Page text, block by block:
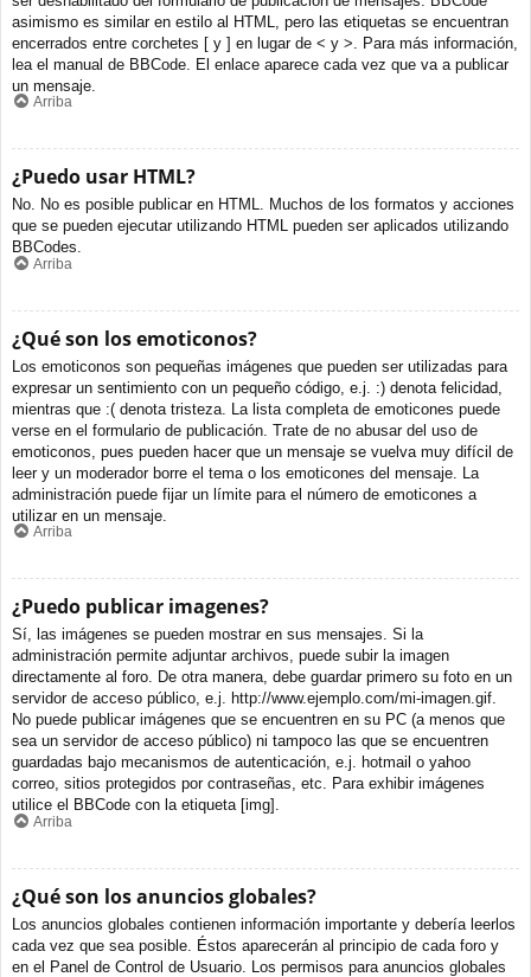
asimismo es similar en estilo al HTML, pero las etiquetas se encuentran
encerrados entre corchetes [ y ] en lugar de < y >. Para más información,
lea el manual de BBCode. El enlace aparece cada vez que va a publicar
un mensaje.
Arriba
¿Puedo usar HTML?
No. No es posible publicar en HTML. Muchos de los formatos y acciones
que se pueden ejecutar utilizando HTML pueden ser aplicados utilizando
BBCodes.
Arriba
¿Qué son los emoticonos?
Los emoticonos son pequeñas imágenes que pueden ser utilizadas para
expresar un sentimiento con un pequeño código, e.j. :) denota felicidad,
mientras que :( denota tristeza. La lista completa de emoticones puede
verse en el formulario de publicación. Trate de no abusar del uso de
emoticonos, pues pueden hacer que un mensaje se vuelva muy difícil de
leer y un moderador borre el tema o los emoticones del mensaje. La
administración puede fijar un límite para el número de emoticones a
utilizar en un mensaje.
Arriba
¿Puedo publicar imagenes?
Sí, las imágenes se pueden mostrar en sus mensajes. Si la
administración permite adjuntar archivos, puede subir la imagen
directamente al foro. De otra manera, debe guardar primero su foto en un
servidor de acceso público, e.j. http://www.ejemplo.com/mi-imagen.gif.
No puede publicar imágenes que se encuentren en su PC (a menos que
sea un servidor de acceso público) ni tampoco las que se encuentren
guardadas bajo mecanismos de autenticación, e.j. hotmail o yahoo
correo, sitios protegidos por contraseñas, etc. Para exhibir imágenes
utilice el BBCode con la etiqueta [img].
Arriba
¿Qué son los anuncios globales?
Los anuncios globales contienen información importante y debería leerlos
cada vez que sea posible. Éstos aparecerán al principio de cada foro y
en el Panel de Control de Usuario. Los permisos para anuncios globales